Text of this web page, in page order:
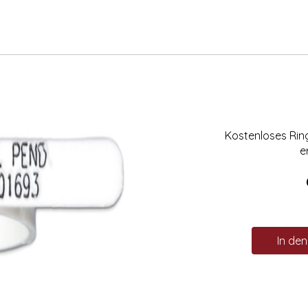
Kostenloses
In